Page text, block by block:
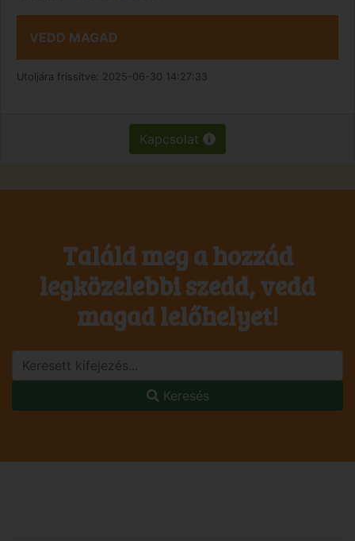
VEDD MAGAD
Utoljára frissítve: 2025-06-30 14:27:33
Kapcsolat
Találd meg a hozzád
legközelebbi szedd, vedd
magad lelőhelyet!
Keresés